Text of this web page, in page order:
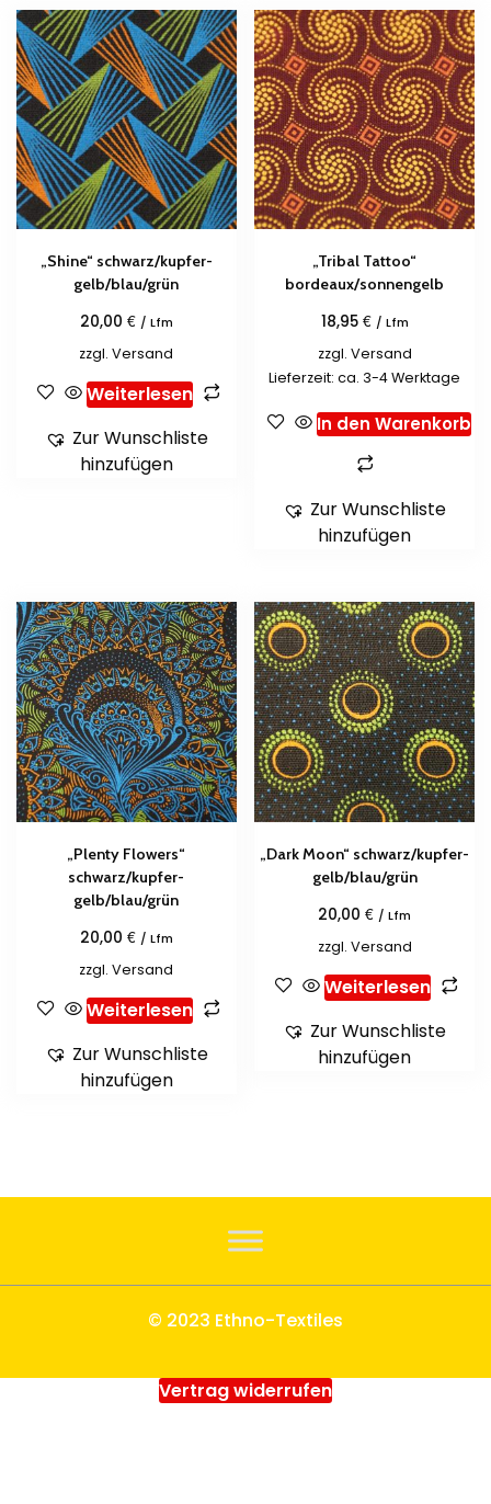
„Shine“ schwarz/kupfer-
gelb/blau/grün
20,00 € / Lfm
zzgl.Versand
Weiterlesen
Zur Wunschliste
hinzufügen
„Tribal Tattoo“
bordeaux/sonnengelb
18,95 € / Lfm
zzgl. Versand
Lieferzeit: ca. 3-4 Werktage
In den Warenkorb
Zur Wunschliste
hinzufügen
„Plenty Flowers“
schwarz/kupfer-
gelb/blau/grün
20,00 € / Lfm
zzgl.Versand
Weiterlesen
Zur Wunschliste
hinzufügen
„Dark Moon“ schwarz/kupfer-
gelb/blau/grün
20,00€ / Lfm
zzgl. Versand
Weiterlesen
Zur Wunschliste
hinzufügen
© 2023 Ethno-Textiles
Vertrag widerrufen